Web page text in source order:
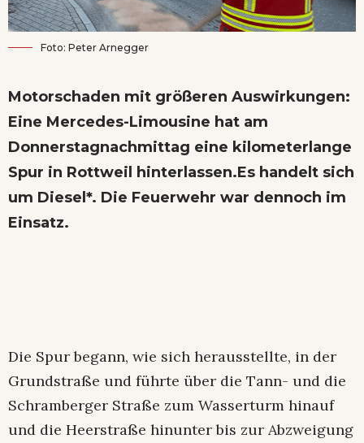
Foto: Peter Arnegger
Motorschaden mit größeren Auswirkungen:
Eine Mercedes-Limousine hat am
Donnerstagnachmittag eine kilometerlange
Spur in Rottweil hinterlassen.Es handelt sich
um Diesel*. Die Feuerwehr war dennoch im
Einsatz.
Die Spur begann, wie sich herausstellte, in der
Grundstraße und führte über die Tann- und die
Schramberger Straße zum Wasserturm hinauf
und die Heerstraße hinunter bis zur Abzweigung